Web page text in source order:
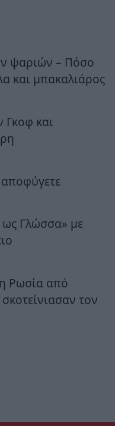
ψαριών – Πόσο
και μπακαλιάρος
Γκοφ και
Γλώσσα» με
Ρωσία από
τον